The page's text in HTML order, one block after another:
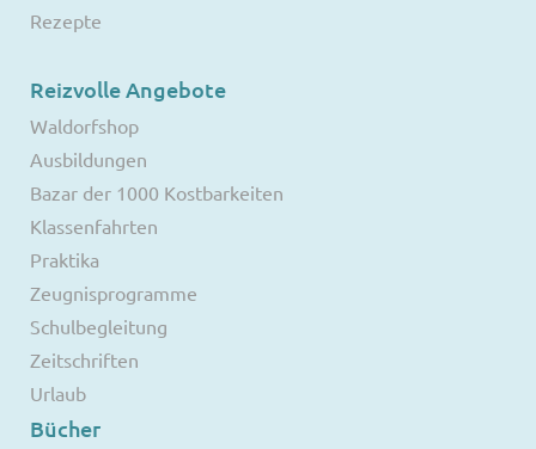
Rezepte
Reizvolle Angebote
Waldorfshop
Ausbildungen
Bazar der 1000 Kostbarkeiten
Klassenfahrten
Praktika
Zeugnisprogramme
Schulbegleitung
Zeitschriften
Urlaub
Bücher